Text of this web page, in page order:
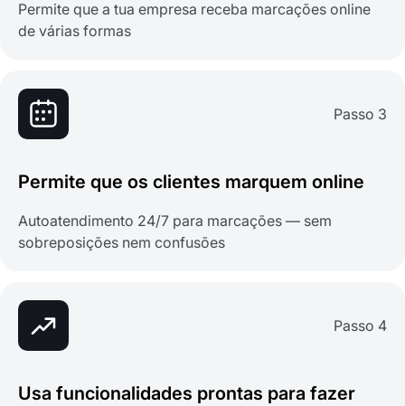
Permite que a tua empresa receba marcações online
de várias formas
Passo 3
Permite que os clientes marquem online
Autoatendimento 24/7 para marcações — sem
sobreposições nem confusões
Passo 4
Usa funcionalidades prontas para fazer